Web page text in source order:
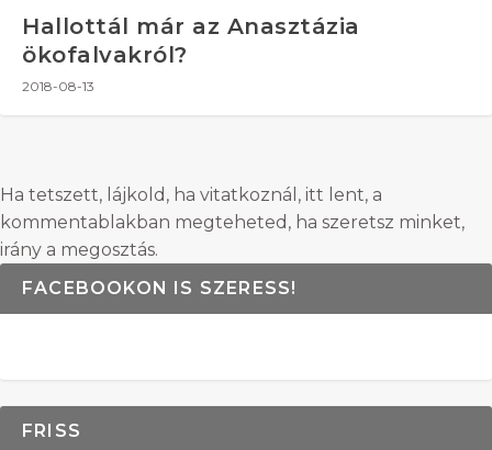
Hallottál már az Anasztázia
ökofalvakról?
2018-08-13
Ha tetszett, lájkold, ha vitatkoznál, itt lent, a
kommentablakban megteheted, ha szeretsz minket,
irány a megosztás.
FACEBOOKON IS SZERESS!
FRISS